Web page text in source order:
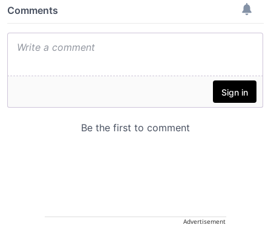
Advertisement